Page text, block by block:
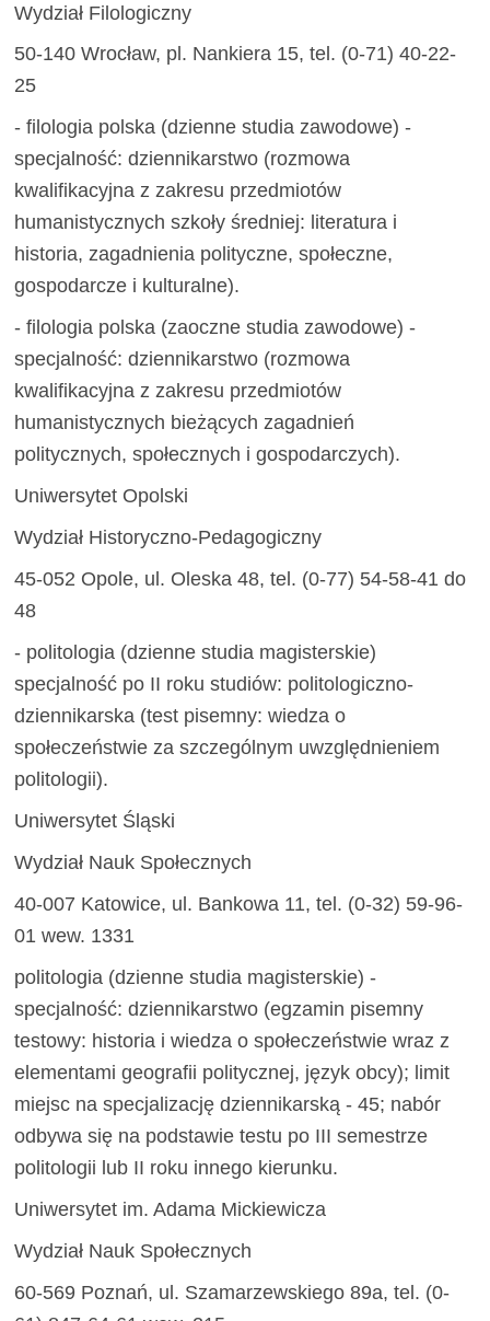
Wydział Filologiczny
50-140 Wrocław, pl. Nankiera 15, tel. (0-71) 40-22-
25
- filologia polska (dzienne studia zawodowe) -
specjalność: dziennikarstwo (rozmowa
kwalifikacyjna z zakresu przedmiotów
humanistycznych szkoły średniej: literatura i
historia, zagadnienia polityczne, społeczne,
gospodarcze i kulturalne).
- filologia polska (zaoczne studia zawodowe) -
specjalność: dziennikarstwo (rozmowa
kwalifikacyjna z zakresu przedmiotów
humanistycznych bieżących zagadnień
politycznych, społecznych i gospodarczych).
Uniwersytet Opolski
Wydział Historyczno-Pedagogiczny
45-052 Opole, ul. Oleska 48, tel. (0-77) 54-58-41 do
48
- politologia (dzienne studia magisterskie)
specjalność po II roku studiów: politologiczno-
dziennikarska (test pisemny: wiedza o
społeczeństwie za szczególnym uwzględnieniem
politologii).
Uniwersytet Śląski
Wydział Nauk Społecznych
40-007 Katowice, ul. Bankowa 11, tel. (0-32) 59-96-
01 wew. 1331
politologia (dzienne studia magisterskie) -
specjalność: dziennikarstwo (egzamin pisemny
testowy: historia i wiedza o społeczeństwie wraz z
elementami geografii politycznej, język obcy); limit
miejsc na specjalizację dziennikarską - 45; nabór
odbywa się na podstawie testu po III semestrze
politologii lub II roku innego kierunku.
Uniwersytet im. Adama Mickiewicza
Wydział Nauk Społecznych
60-569 Poznań, ul. Szamarzewskiego 89a, tel. (0-